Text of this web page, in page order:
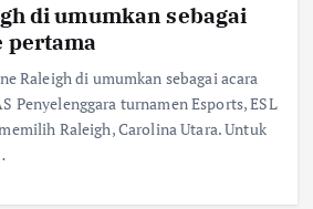
di umumkan sebagai
pertama
Raleigh di umumkan sebagai acara
Penyelenggara turnamen Esports, ESL
Raleigh, Carolina Utara. Untuk